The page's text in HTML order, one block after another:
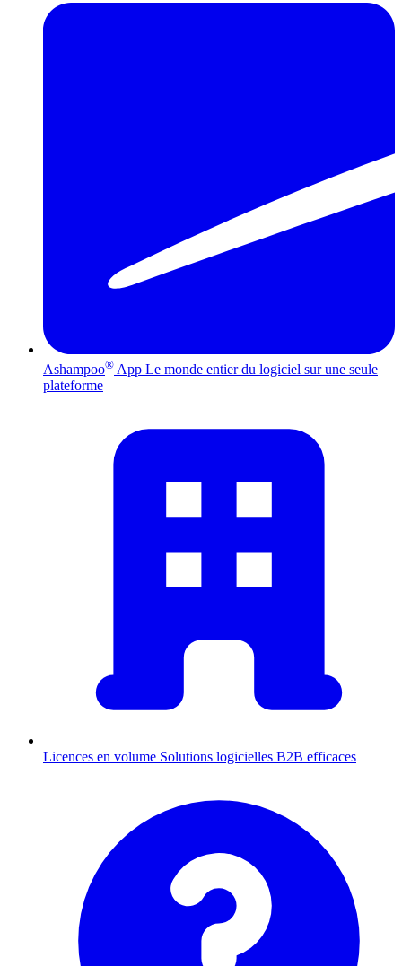
Ashampoo® App Le monde entier du logiciel sur une seule
plateforme
Licences en volume Solutions logicielles B2B efficaces